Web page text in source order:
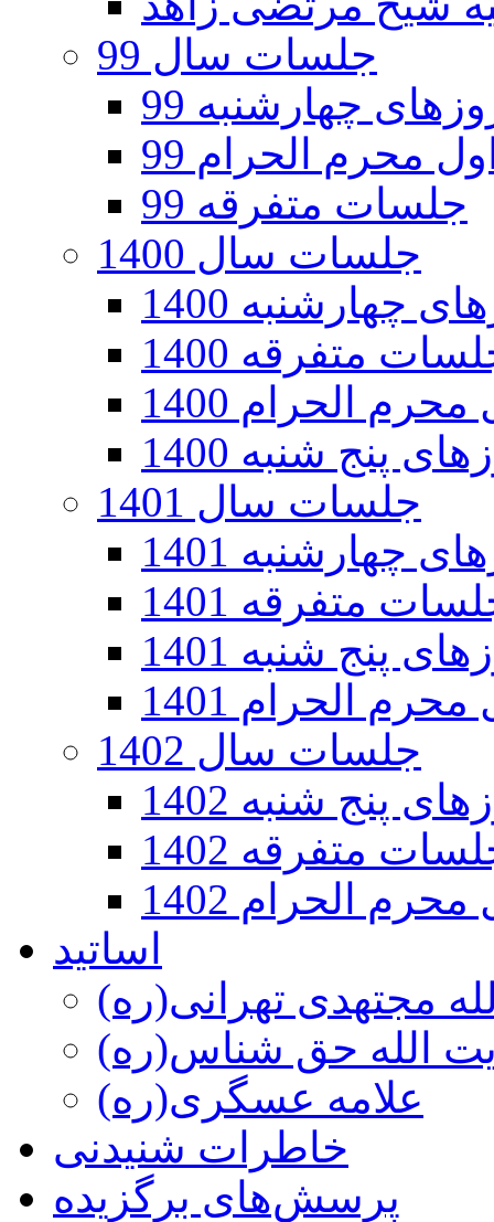
جلسات سال 99
چهارشنبه 99
محرم الحرام 99
جلسات متفرقه 99
جلسات سال 1400
چهارشنبه 1400
متفرقه 1400
الحرام 1400
پنج شنبه 1400
جلسات سال 1401
چهارشنبه 1401
متفرقه 1401
پنج شنبه 1401
الحرام 1401
جلسات سال 1402
پنج شنبه 1402
متفرقه 1402
الحرام 1402
اساتید
مجتهدی تهرانی(ره)
الله حق شناس(ره)
علامه عسگری(ره)
خاطرات شنیدنی
پرسش‌های برگزیده